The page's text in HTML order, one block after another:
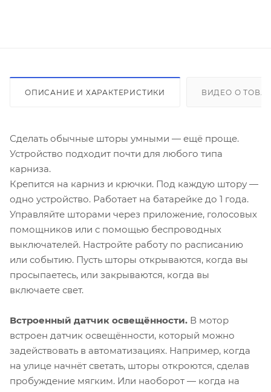
ОПИСАНИЕ И ХАРАКТЕРИСТИКИ ВИДЕО О
Сделать обычные шторы умными — ещё проще.
Устройство подходит почти для любого типа
карниза.
Крепится на карниз и крючки. Под каждую штору —
одно устройство. Работает на батарейке до 1 года.
Управляйте шторами через приложение, голосовых
помощников или с помощью беспроводных
выключателей. Настройте работу по расписанию
или событию. Пусть шторы открываются, когда вы
просыпаетесь, или закрываются, когда вы
включаете свет.
Встроенный датчик освещённости. В мотор
встроен датчик освещённости, который можно
задействовать в автоматизациях. Например, когда
на улице начнёт светать, шторы откроются, сделав
пробуждение мягким. Или наоборот — когда на